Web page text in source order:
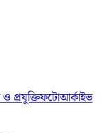
ও প্রযুক্তিফটোআর্কাইভ